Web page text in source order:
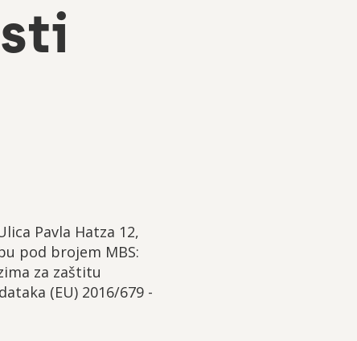
Pavla Hatza 12,
pod brojem MBS:
za zaštitu
(EU) 2016/679 -